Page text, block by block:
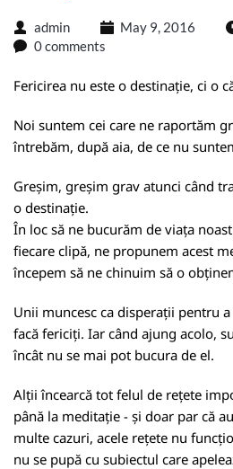
admin May 9, 2016
0 comments
Fericirea nu este o destinație, ci o
Noi suntem cei care ne raportăm
întrebăm, după aia, de ce nu
Greșim, greșim grav atunci când
o destinație.
În loc să ne bucurăm de viața
fiecare clipă, ne propunem acest
începem să ne chinuim să o
Unii muncesc ca disperații pentru
facă fericiți. Iar când ajung acolo,
încât nu se mai pot bucura de el.
Alții încearcă tot felul de rețete
până la meditație - și doar par că
multe cazuri, acele rețete nu
nu se pupă cu subiectul care